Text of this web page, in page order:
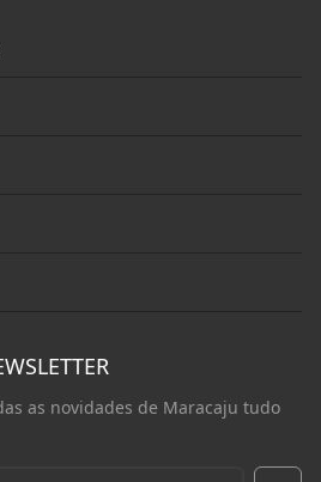
as novidades de Maracaju tudo